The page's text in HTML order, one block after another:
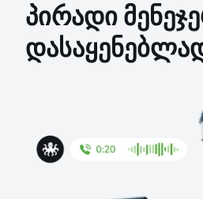
პირადი